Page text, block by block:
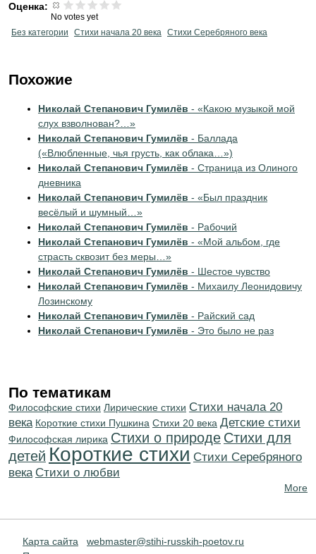
Оценка:
No votes yet
Без категории
Cтихи начала 20 века Cтихи Серебряного века
Похожие
Николай Степанович Гумилёв - «Какою музыкой мой
слух взволнован?…»
Николай Степанович Гумилёв - Баллада
(«Влюбленные, чья грусть, как облака…»)
Николай Степанович Гумилёв - Страница из Олиного
дневника
Николай Степанович Гумилёв - «Был праздник
весёлый и шумный…»
Николай Степанович Гумилёв - Рабочий
Николай Степанович Гумилёв - «Мой альбом, где
страсть сквозит без меры…»
Николай Степанович Гумилёв - Шестое чувство
Николай Степанович Гумилёв - Михаилу Леонидовичу
Лозинскому
Николай Степанович Гумилёв - Райский сад
Николай Степанович Гумилёв - Это было не раз
По тематикам
Философские стихи Лирические стихи Cтихи начала 20
века Короткие стихи Пушкина Стихи 20 века Детские стихи
Философская лирика Стихи о природе Стихи для
детей Короткие стихи Cтихи Серебряного
века Стихи о любви
More
Карта сайта
webmaster@stihi-russkih-poetov.ru